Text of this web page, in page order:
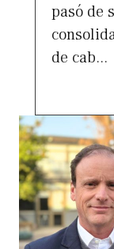
pasó de
de cab...